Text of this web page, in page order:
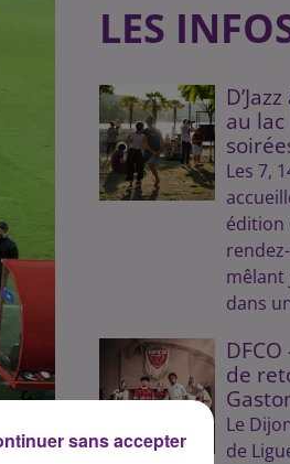
LES
au
Les 7,
édition
mêlant
dans
de
Le
de
sans accepter